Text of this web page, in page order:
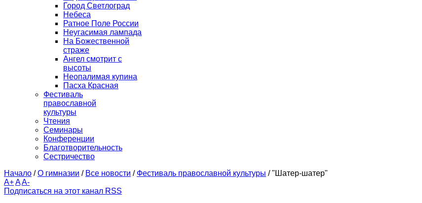
Город Светлоград
Небеса
Ратное Поле России
Неугасимая лампада
На Божественной
страже
Ангел смотрит с
высоты
Неопалимая купина
Пасха Красная
Фестиваль
православной
культуры
Чтения
Семинары
Конференции
Благотворительность
Сестричество
Начало / О гимназии / Все новости / Фестиваль православной культуры / "Шатер-шатер"
A+AA-
Подписаться на этот канал RSS